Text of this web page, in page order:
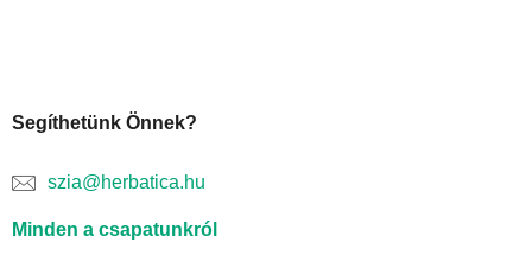
Segíthetünk Önnek?
szia@herbatica.hu
Minden a csapatunkról